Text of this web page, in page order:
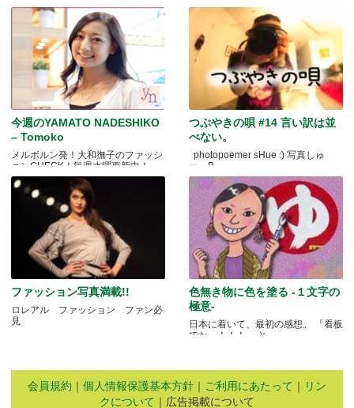
今週のYAMATO NADESHIKO
– Tomoko
メルボルン発！大和撫子のファッシ
ョンCHECK！毎週水曜更新中！
つぶやきの唄 #14 言い訳は並
べない。
photopoemer sHue :) 写真しゅ
ー。B.....
ファッション写真満載!!
ロレアル ファッション ファン必
見
色無き物に色を塗る -１文字の
極意-
日本に着いて、最初の感想。 「看板
でかっ！！！」 と.....
会員規約 ｜ 個人情報保護基本方針 ｜ ご利用にあたって ｜ リン
クについて ｜広告掲載について